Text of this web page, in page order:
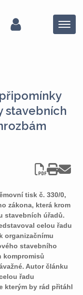
Menu
stavebních
tisk č. 330/0,
zákona, která krom
stavebních úřadů.
celou řadu
organizačnímu
stavebního
kompromisů
Autor článku
řadu
kterým by rád přitáhl